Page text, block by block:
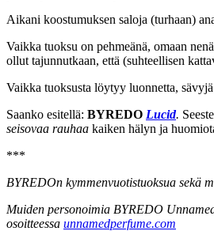
Aikani koostumuksen saloja (turhaan)
Vaikka tuoksu on pehmeänä, omaan
ollut tajunnutkaan, että (suhteellisen
Vaikka tuoksusta löytyy luonnetta,
Saanko esitellä: BYREDO Lucid.
seisovaa rauhaa kaiken hälyn ja
***
BYREDOn kymmenvuotistuoksua sekä
Muiden personoimia BYREDO
osoitteessa unnamedperfume.com